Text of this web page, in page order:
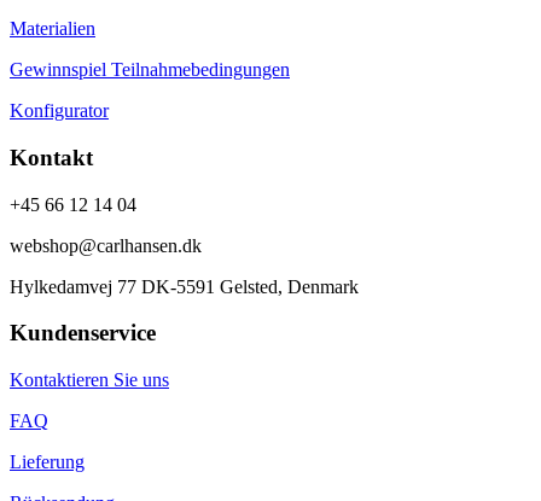
Materialien
Gewinnspiel Teilnahmebedingungen
Konfigurator
Kontakt
+45 66 12 14 04
webshop@carlhansen.dk
Hylkedamvej 77 DK-5591 Gelsted, Denmark
Kundenservice
Kontaktieren Sie uns
FAQ
Lieferung